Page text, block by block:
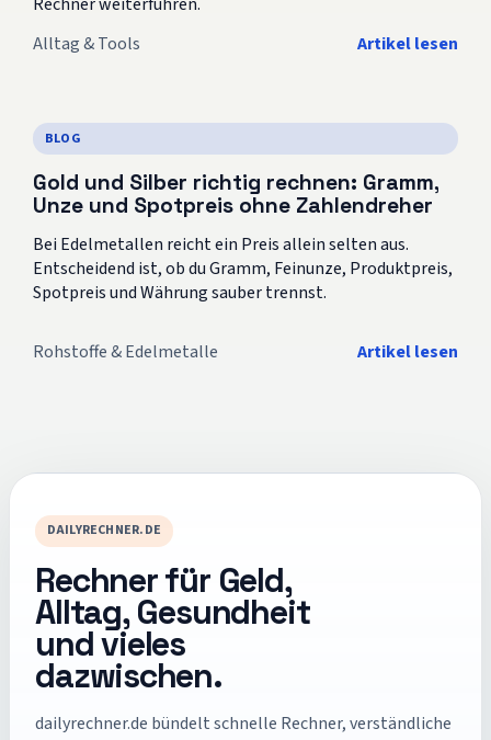
Alltag & Tools
Artikel lesen
BLOG
Gold und Silber richtig rechnen: Gramm,
Unze und Spotpreis ohne Zahlendreher
Bei Edelmetallen reicht ein Preis allein selten aus.
Entscheidend ist, ob du Gramm, Feinunze, Produktpreis,
Spotpreis und Währung sauber trennst.
Rohstoffe & Edelmetalle Artikel lesen
DAILYRECHNER.DE
Rechner für Geld,
Alltag, Gesundheit
und vieles
dazwischen.
dailyrechner.de bündelt schnelle Rechner, verständliche